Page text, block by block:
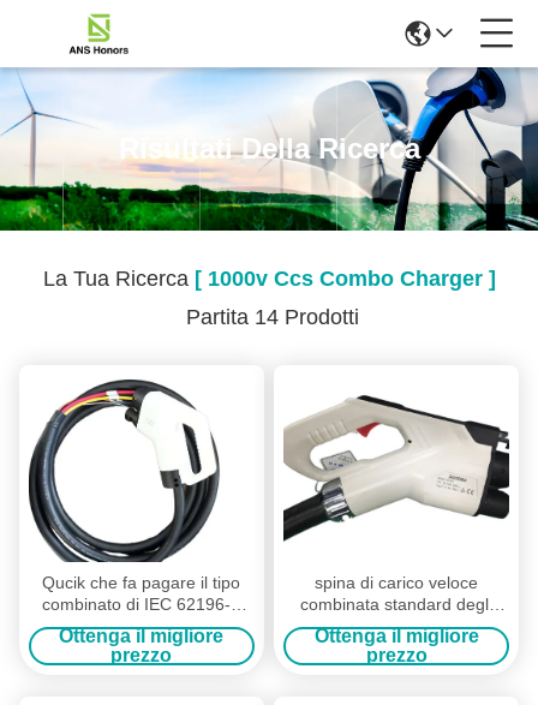
Risultati Della Ricerca
La Tua Ricerca [ 1000v Ccs Combo Charger ]
Partita 14 Prodotti
Qucik che fa pagare il tipo
combinato di IEC 62196-3
del caricatore di 200A 1000V
CCS - spina 2
Ottenga il migliore
prezzo
spina di carico veloce
combinata standard degli
Stati Uniti CCS del caricatore
combinato di 150A 1000V
CCS 1
Ottenga il migliore
prezzo